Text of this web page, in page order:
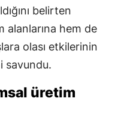
belirten
alanlarına hem de
olası etkilerinin
savundu.
üretim